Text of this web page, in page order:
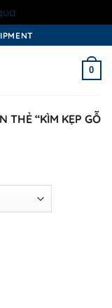
0
THẺ “KÌM KẸP GỖ